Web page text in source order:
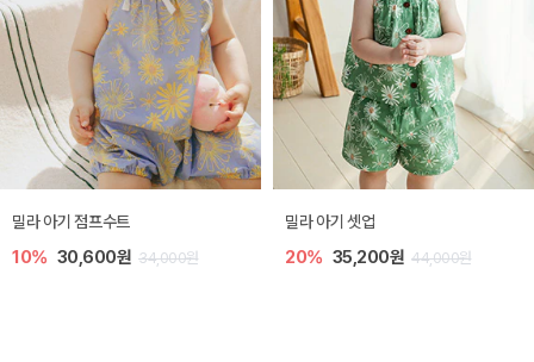
토닉 아기 민소매 티셔츠
20% 11,200원 14,000원
베티 니트 아기 민소매 티셔츠
10% 24,300원 27,000원